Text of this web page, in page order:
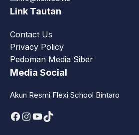
Link Tautan
Contact Us
Privacy Policy
Pedoman Media Siber
Media Social
Akun Resmi Flexi School Bintaro
Facebook
Instagram
YouTube
TikTok